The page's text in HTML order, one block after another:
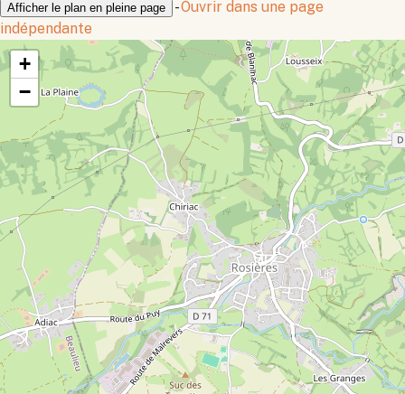
Afficher le plan en pleine page -Ouvrir dans une page
indépendante